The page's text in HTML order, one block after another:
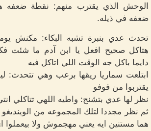
الوحش الذي يقترب منهم: نقطة ضعفه
ضعفه في ذيله.
تحدث عدي بنبرة تشبه البكاء: مكنش
هتاكل صحيح افعل يا ابن آدم ما شئت
دايما باكل جه الوقت اللي اتاكل فيه
ابتلعت سماريا ريقها برعب وهي تتحدث:
يقتربوا من فوفو
نظر لها عدي بتشنج: واطيه اللهي تتاكلي
ثم نظر مجددا لتلك المجموعه من
هما مستنين ايه يعني مهجموش ولا بيعملوا